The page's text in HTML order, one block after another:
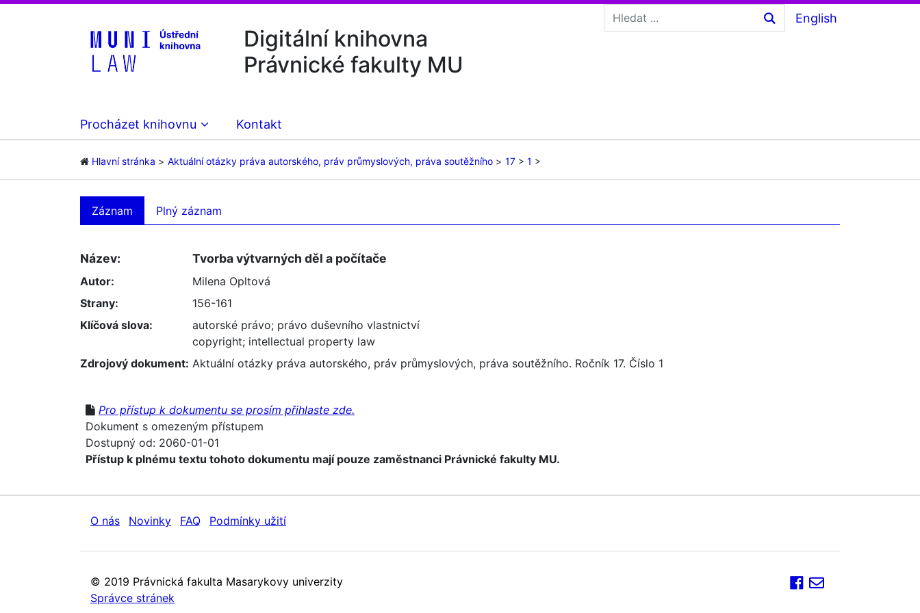
Digitální knihovna
Právnické fakulty MU
English
Procházet knihovnu Kontakt
Hlavní stránka Aktuální otázky práva autorského, práv průmyslových, práva soutěžního 17 1
Záznam Plný záznam
Název: Tvorba výtvarných děl a počítače
Autor:
Milena Opltová
Strany:
156-161
Klíčová slova:
autorské právo; právo duševního vlastnictví
copyright; intellectual property law
Zdrojový dokument: Aktuální otázky práva autorského, práv průmyslových, práva soutěžního. Ročník 17. Číslo 1
Pro přístup k dokumentu se prosím přihlaste zde.
Dokument s omezeným přístupem
Dostupný od: 2060-01-01
Přístup k plnému textu tohoto dokumentu mají pouze zaměstnanci Právnické fakulty MU.
O nás Novinky FAQ Podmínky užití
© 2019 Právnická fakulta Masarykovy univerzity
Správce stránek